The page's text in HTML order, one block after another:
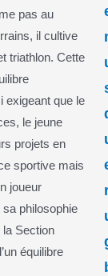
pas au
il cultive
triathlon. Cette
exigeant que le
le jeune
projets en
sportive mais
joueur
philosophie
la Section
équilibre